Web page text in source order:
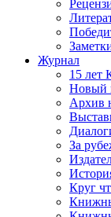
Журнал
15 лет
Новый
Архив
За
Круг